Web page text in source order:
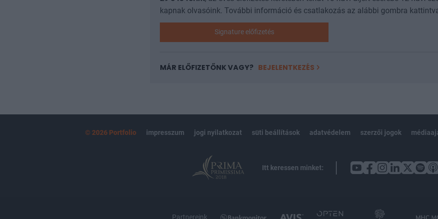
kapnak olvasóink. További információ és csatlakozás az alábbi gombra
Signature előfizetés
MÁR ELŐFIZETŐNK VAGY? BEJELENTKEZÉS
© 2026 Portfolio impresszum jogi nyilatkozat süti beállítások adatvédelem szerzői jogok
Itt keressen minket:
Partnereink